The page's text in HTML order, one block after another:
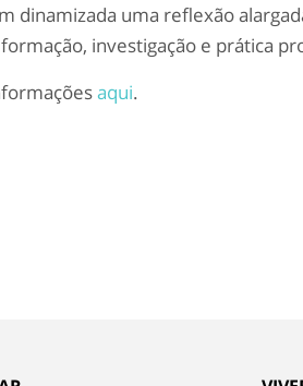
dinamizada uma reflexão
investigação e prática
aqui.